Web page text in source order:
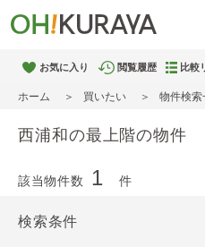
お気に入り 閲覧履歴 比較
ホーム 買いたい 物件検索
西浦和の最上階の物件
該当物件数 1 件
検索条件